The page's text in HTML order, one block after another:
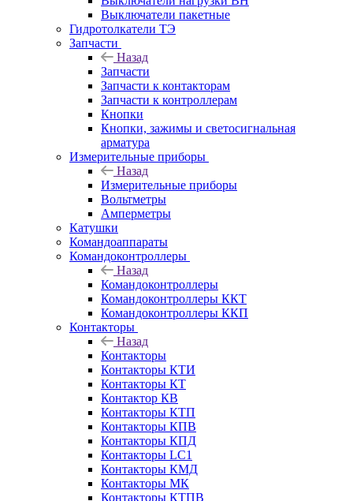
Выключатели пакетные
Гидротолкатели ТЭ
Запчасти
Назад
Запчасти
Запчасти к контакторам
Запчасти к контроллерам
Кнопки
Кнопки, зажимы и светосигнальная
арматура
Измерительные приборы
Назад
Измерительные приборы
Вольтметры
Амперметры
Катушки
Командоаппараты
Командоконтроллеры
Назад
Командоконтроллеры
Командоконтроллеры ККТ
Командоконтроллеры ККП
Контакторы
Назад
Контакторы
Контакторы КТИ
Контакторы КТ
Контактор КВ
Контакторы КТП
Контакторы КПВ
Контакторы КПД
Контакторы LC1
Контакторы КМД
Контакторы МК
Контакторы КТПВ